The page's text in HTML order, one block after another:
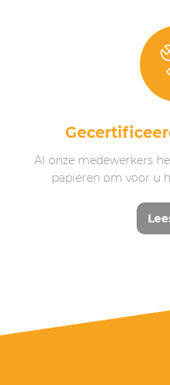
Al onze medewerkers
papieren om voor u